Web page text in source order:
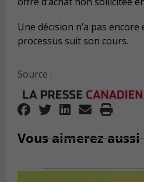
Une décision n’a pas
processus suit son cours.
Source :
Vous aimerez aussi